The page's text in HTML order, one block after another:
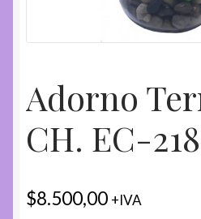
Adorno
CH. EC-
$8.500,00 +IVA